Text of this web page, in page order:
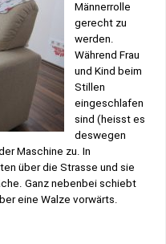
Männerrolle
gerecht zu
werden.
Während Frau
und Kind beim
Stillen
eingeschlafen
sind (heisst es
deswegen
Maschine zu. In
über die Strasse und sie
Ganz nebenbei schiebt
eine Walze vorwärts.